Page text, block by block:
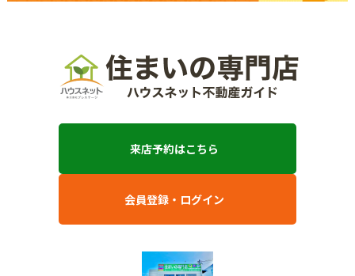
来店予約はこちら
会員登録・ログイン